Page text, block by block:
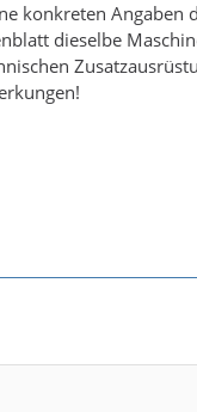
konkreten Angaben
dieselbe